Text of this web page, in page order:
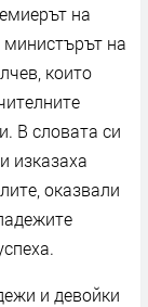
на
на
които
В словата си
изказаха
оказвали
и девойки